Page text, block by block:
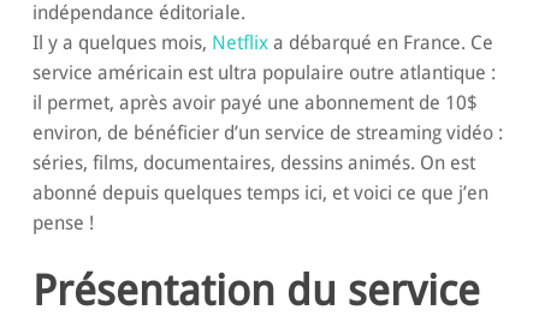
indépendance éditoriale.
Il y a quelques mois, Netflix a débarqué en France. Ce
service américain est ultra populaire outre atlantique :
il permet, après avoir payé une abonnement de 10$
environ, de bénéficier d’un service de streaming vidéo :
séries, films, documentaires, dessins animés. On est
abonné depuis quelques temps ici, et voici ce que j’en
pense !
Présentation du service